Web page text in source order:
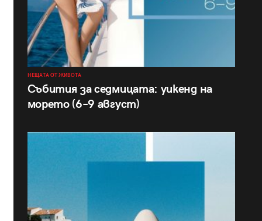
НЕЩАТА ОТ ЖИВОТА
Събития за седмицата: уикенд на
морето (6–9 август)